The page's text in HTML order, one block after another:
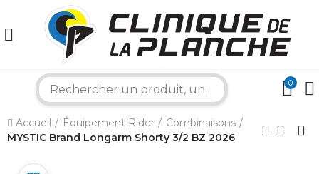
0
Accueil Équipement Rider
Combinaisons
MYSTIC Brand Longarm Shorty 3/2 BZ 2026
×
Bonjour ! Je suis votre expert nautique.